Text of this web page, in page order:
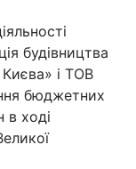
будівництва
і ТОВ
бюджетних
в ході